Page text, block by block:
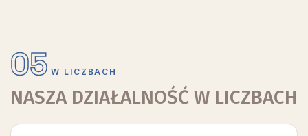
05 W LICZBACH
NASZA DZIAŁALNOŚĆ W LICZBACH